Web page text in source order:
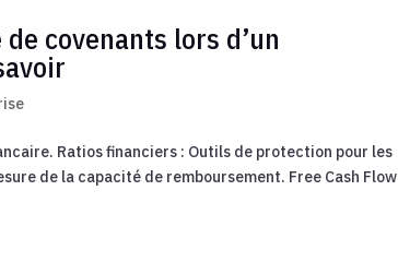
covenants lors d’un
Ratios financiers : Outils de protection pour les
de la capacité de remboursement. Free Cash Flow